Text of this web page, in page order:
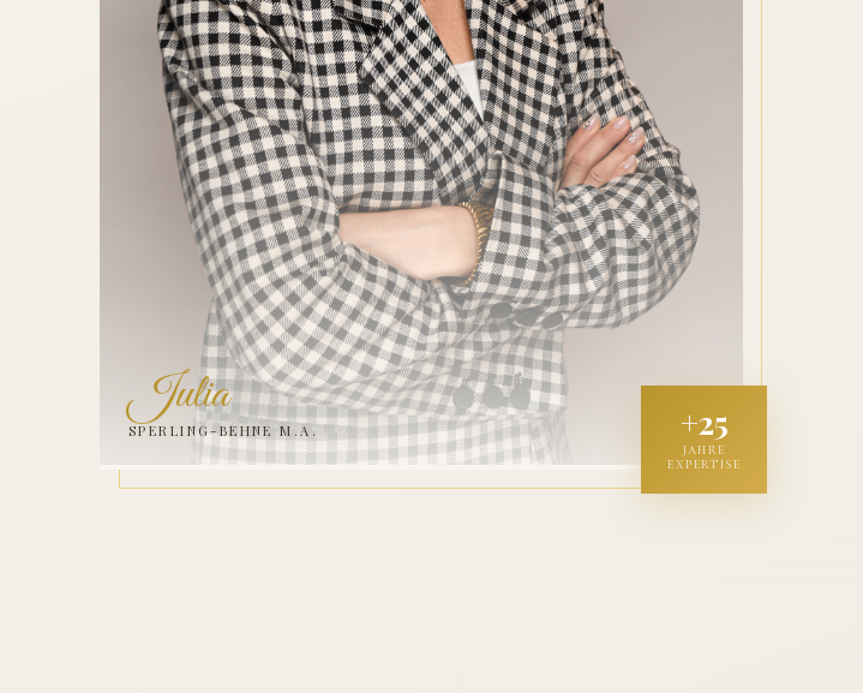
Julia
SPERLING-BEHNE M.A. +25
JAHRE
EXPERTISE